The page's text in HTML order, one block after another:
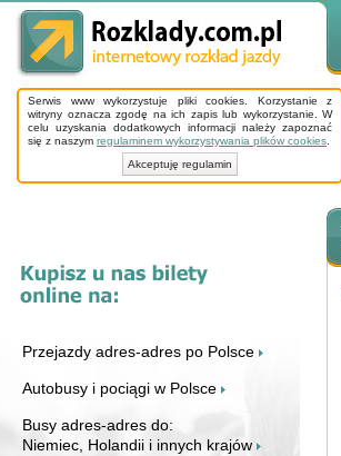
Serwis www wykorzystuje pliki cookies. Korzystanie z
witryny oznacza zgodę na ich zapis lub wykorzystanie. W
celu uzyskania dodatkowych informacji należy zapoznać
się z naszym regulaminem wykorzystywania plików cookies
Akceptuję regulamin
Przejazdy adres-adres po Polsce
Autobusy i pociągi w Polsce
Busy adres-adres do:
Niemiec, Holandii i innych krajów